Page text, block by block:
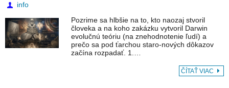
info
Pozrime sa hlbšie na to, kto naozaj stvoril
človeka a na koho zakázku vytvoril Darwin
evolučnú teóriu (na znehodnotenie ľudí) a
prečo sa pod ťarchou staro-nových dôkazov
začína rozpadať. 1.…
ČÍTAŤ VIAC